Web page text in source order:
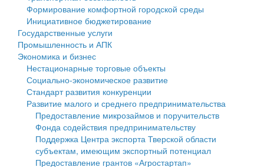
Государственные услуги
Промышленность и АПК
Экономика и бизнес
Символика
Устав
Гостям округа
Туризм
Культура
Образование
Здравоохранение
муниципального округа Тверской области
Администрация Кашинского муниципального округа
Тверской области
Управление сельскими территориями
Открытые данные
Работа с обращениями граждан
Муниципальный контроль
Финансовое управление
Бюджет для граждан
Имущество
Выявление правообладателей ранее учтенных
объектов недвижимости
Имущественная поддержка субъектов малого и
среднего предпринимательства
Формирование комфортной городской среды
Инициативное бюджетирование
Государственные услуги
Промышленность и АПК
Экономика и бизнес
Нестационарные торговые объекты
Социально-экономическое развитие
Стандарт развития конкуренции
Развитие малого и среднего предпринимательства
Предоставление микрозаймов и поручительств
Фонда содействия предпринимательству
Поддержка Центра экспорта Тверской области
субъектам, имеющим экспортный потенциал
Предоставление грантов «Агростартап»